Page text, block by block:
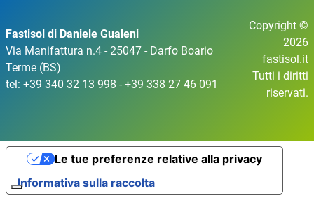
Fastisol di Daniele Gualeni
Via Manifattura n.4 - 25047 - Darfo Boario
Terme (BS)
tel: +39 340 32 13 998 - +39 338 27 46 091
Copyright ©
2026
fastisol.it
Tutti i diritti
riservati.
Informativa sulla raccolta
Le tue preferenze relative alla privacy